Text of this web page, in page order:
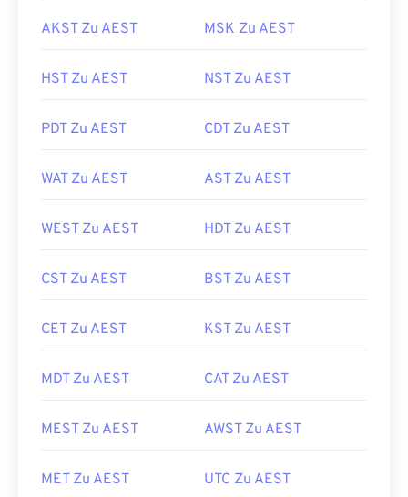
AKST Zu AEST MSK Zu AEST
HST Zu AEST NST Zu AEST
PDT Zu AEST CDT Zu AEST
WAT Zu AEST AST Zu AEST
WEST Zu AEST HDT Zu AEST
CST Zu AEST BST Zu AEST
CET Zu AEST KST Zu AEST
MDT Zu AEST CAT Zu AEST
MEST Zu AEST AWST Zu AEST
MET Zu AEST UTC Zu AEST